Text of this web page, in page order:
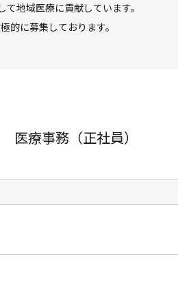
地域医療に貢献しています。
的に募集しております。
医療事務（正社員）